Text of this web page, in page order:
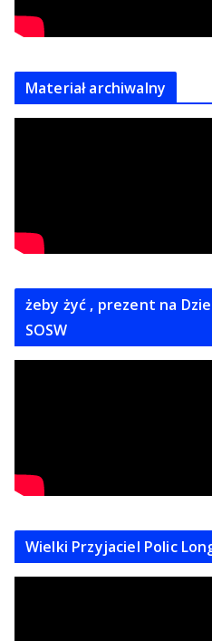
Materiał archiwalny
żeby żyć , prezent na
SOSW
Wielki Przyjaciel Polic